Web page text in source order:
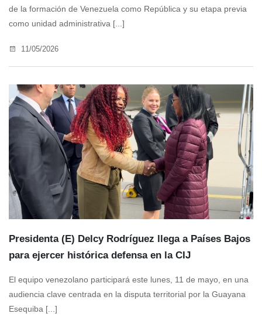
de la formación de Venezuela como República y su etapa previa
como unidad administrativa [...]
11/05/2026
Presidenta (E) Delcy Rodríguez llega a Países Bajos
para ejercer histórica defensa en la CIJ
El equipo venezolano participará este lunes, 11 de mayo, en una
audiencia clave centrada en la disputa territorial por la Guayana
Esequiba [...]